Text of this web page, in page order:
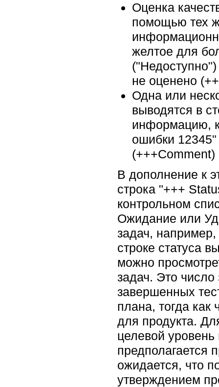
Оценка
помощью тех
желтое для
не оценено
Одна или
выводятся в
информацию,
ошибки
(+++Comment)
В дополнение к
строка "+++
контрольном
Ожидание или
задач,
строке статуса
можно
задач. Это
завершенных
плана, тогда как
для продукта.
целевой уровень
предполагается
ожидается, что
утверждением